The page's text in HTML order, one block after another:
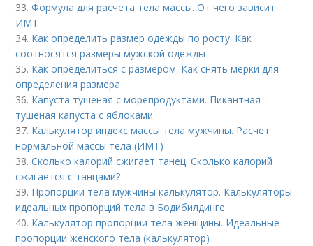
33.Формула для расчета тела массы. От чего зависит
ИМТ
34. Как определить размер одежды по росту. Как
соотносятся размеры мужской одежды
35. Как определиться с размером. Как снять мерки для
определения размера
36. Капуста тушеная с морепродуктами. Пикантная
тушеная капуста с яблоками
37. Калькулятор индекс массы тела мужчины. Расчет
нормальной массы тела (ИМТ)
38.Сколько калорий сжигает танец. Сколько калорий
сжигается с танцами?
39. Пропорции тела мужчины калькулятор. Калькуляторы
идеальных пропорций тела в Бодибилдинге
40. Калькулятор пропорции тела женщины. Идеальные
пропорции женского тела (калькулятор)